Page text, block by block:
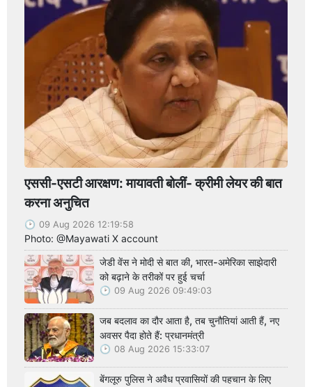
एससी-एसटी आरक्षण: मायावती बोलीं- क्रीमी लेयर की बात
करना अनुचित
09 Aug 2026 12:19:58
Photo: @Mayawati X account
जेडी वेंस ने मोदी से बात की, भारत-अमेरिका साझेदारी
को बढ़ाने के तरीकों पर हुई चर्चा
09 Aug 2026 09:49:03
जब बदलाव का दौर आता है, तब चुनौतियां आती हैं, नए
अवसर पैदा होते हैं: प्रधानमंत्री
08 Aug 2026 15:33:07
बेंगलूरु पुलिस ने अवैध प्रवासियों की पहचान के लिए